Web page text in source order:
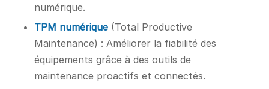
numérique.
TPM numérique(Total Productive
Maintenance) : Améliorer la fiabilité des
équipements grâce à des outils de
maintenance proactifs et connectés.